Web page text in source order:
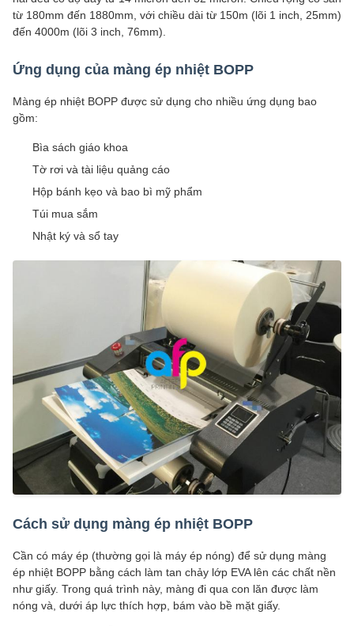
từ 180mm đến 1880mm, với chiều dài từ 150m (lõi 1 inch, 25mm)
đến 4000m (lõi 3 inch, 76mm).
Ứng dụng của màng ép nhiệt BOPP
Màng ép nhiệt BOPP được sử dụng cho nhiều ứng dụng bao
gồm:
Bìa sách giáo khoa
Tờ rơi và tài liệu quảng cáo
Hộp bánh kẹo và bao bì mỹ phẩm
Túi mua sắm
Nhật ký và sổ tay
Cách sử dụng màng ép nhiệt BOPP
Cần có máy ép (thường gọi là máy ép nóng) để sử dụng màng
ép nhiệt BOPP bằng cách làm tan chảy lớp EVA lên các chất nền
như giấy. Trong quá trình này, màng đi qua con lăn được làm
nóng và, dưới áp lực thích hợp, bám vào bề mặt giấy.